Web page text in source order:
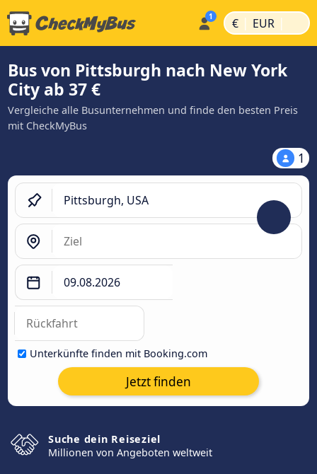
€ | EUR |
Bus von Pittsburgh nach New York
City ab 37 €
Vergleiche alle Busunternehmen und finde den besten Preis
mit CheckMyBus
1
Unterkünfte finden mit Booking.com
Jetzt finden
Suche dein Reiseziel
Millionen von Angeboten weltweit